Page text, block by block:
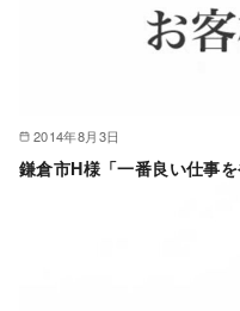
2014年8月3日
鎌倉市H様「一番良い仕事